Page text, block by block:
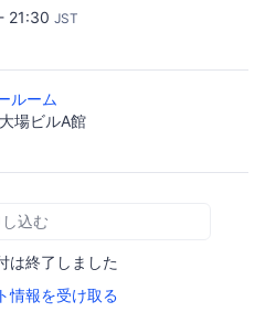
21:30 JST
ルーム
場ビルA館
込む
は終了しました
情報を受け取る